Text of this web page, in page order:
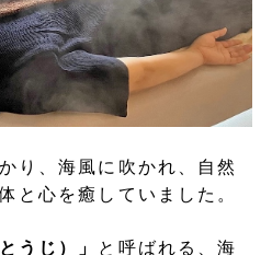
り、海風に吹かれ、自然
と心を癒していました。
うじ）」 と呼ばれる、海